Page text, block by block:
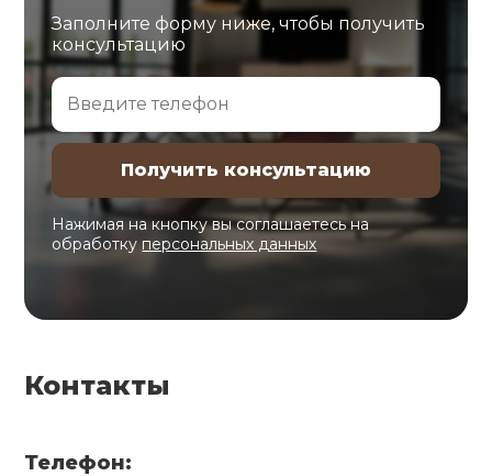
Заполните форму ниже, чтобы получить
консультацию
Нажимая на кнопку вы соглашаетесь на
обработкуперсональных данных
Контакты
Телефон: